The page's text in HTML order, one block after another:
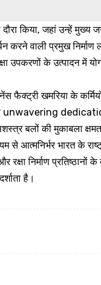
किया, जहां उन्हें मुख्य
वाली प्रमुख निर्माण
उपकरणों के उत्पादन में
खमरिया के
बलों की मुकाबला
से आत्मनिर्भर भारत के
निर्माण प्रतिष्ठानों
है।